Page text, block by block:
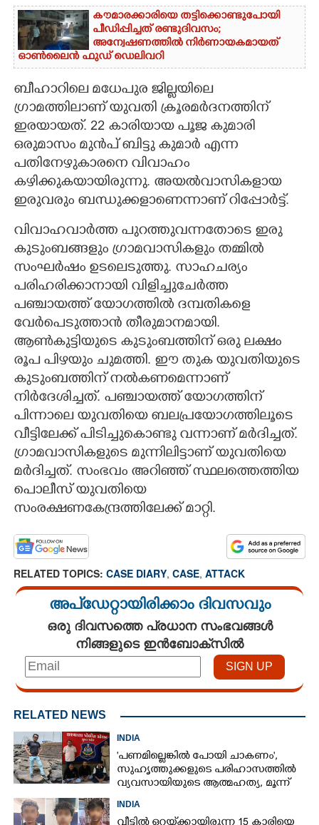
CONTACT US
കൗമാരക്കാരിയെ തട്ടിക്കൊണ്ടുപോയി
പീഡിപ്പിച്ചത് രണ്ടുദിവസം;
അന്വേഷണത്തിൽ നിർണായകമായത്
ഓൺലൈൻ ഫുഡ് ഡെലിവറി
ബീഹാറിലെ മധേപുര ജില്ലയിലെ
ഗ്രാമത്തിലാണ് യുവതി ക്രൂരമ‌ർദനത്തിന്
ഇരയായത്. 22 കാരിയായ പൂജ കുമാരി
ഒരുമാസം മുൻപ് ബിട്ടു കുമാർ എന്ന
പതിനേഴുകാരനെ വിവാഹം
കഴിക്കുകയായിരുന്നു. അയൽവാസികളായ
ഇരുവരും ബന്ധുക്കളാണെന്നാണ് റിപ്പോർട്ട്.
വിവാഹവാർത്ത പുറത്തുവന്നതോടെ ഇരു
കുടുംബങ്ങളും ഗ്രാമവാസികളും തമ്മിൽ
സംഘർഷം ഉടലെടുത്തു. സാഹചര്യം
പരിഹരിക്കാനായി വിളിച്ചുചേർത്ത
പഞ്ചായത്ത് യോഗത്തിൽ ദമ്പതികളെ
വേർപെടുത്താൻ തീരുമാനമായി.
ആൺകുട്ടിയുടെ കുടുംബത്തിന് ഒരു ലക്ഷം
രൂപ പിഴയും ചുമത്തി. ഈ തുക യുവതിയുടെ
കുടുംബത്തിന് നൽകണമെന്നാണ്
നിർദേശിച്ചത്. പഞ്ചായത്ത് യോഗത്തിന്
പിന്നാലെ യുവതിയെ ബലപ്രയോഗത്തിലൂടെ
വീട്ടിലേക്ക് പിടിച്ചുകൊണ്ടു വന്നാണ് മർദിച്ചത്.
ഗ്രാമവാസികളുടെ മുന്നിലിട്ടാണ് യുവതിയെ
മർദിച്ചത്. സംഭവം അറിഞ്ഞ് സ്ഥലത്തെത്തിയ
പൊലീസ് യുവതിയെ
സംരക്ഷണകേന്ദ്രത്തിലേക്ക് മാറ്റി.
RELATED TOPICS: CASE DIARY, CASE, ATTACK
അപ്ഡേറ്റായിരിക്കാം ദിവസവും
ഒരു ദിവസത്തെ പ്രധാന സംഭവങ്ങൾ
നിങ്ങളുടെ ഇൻബോക്സിൽ
RELATED NEWS
INDIA
'പണമില്ലെങ്കിൽ പോയി ചാകണം',
സുഹൃത്തുക്കളുടെ പരിഹാസത്തിൽ
വ്യവസായിയുടെ ആത്മഹത്യ, മൂന്ന്
INDIA